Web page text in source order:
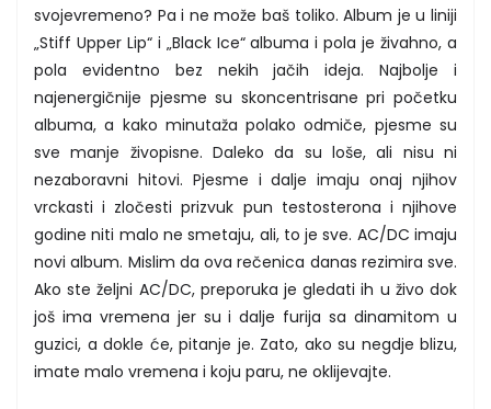
svojevremeno? Pa i ne može baš toliko. Album je u liniji
„Stiff Upper Lip“ i „Black Ice“ albuma i pola je živahno, a
pola evidentno bez nekih jačih ideja. Najbolje i
najenergičnije pjesme su skoncentrisane pri početku
albuma, a kako minutaža polako odmiče, pjesme su
sve manje živopisne. Daleko da su loše, ali nisu ni
nezaboravni hitovi. Pjesme i dalje imaju onaj njihov
vrckasti i zločesti prizvuk pun testosterona i njihove
godine niti malo ne smetaju, ali, to je sve. AC/DC imaju
novi album. Mislim da ova rečenica danas rezimira sve.
Ako ste željni AC/DC, preporuka je gledati ih u živo dok
još ima vremena jer su i dalje furija sa dinamitom u
guzici, a dokle će, pitanje je. Zato, ako su negdje blizu,
imate malo vremena i koju paru, ne oklijevajte.